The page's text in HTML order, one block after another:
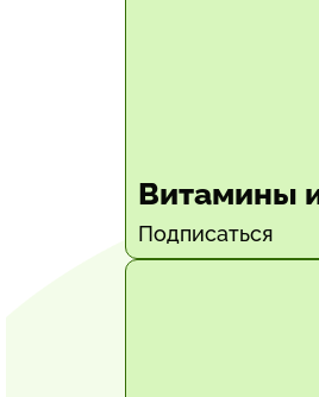
Витамины
Подписаться